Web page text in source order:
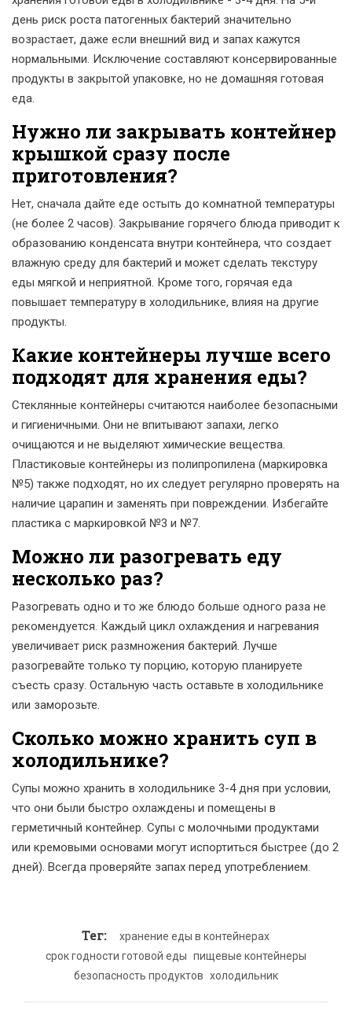
день риск роста патогенных бактерий значительно
возрастает, даже если внешний вид и запах кажутся
нормальными. Исключение составляют консервированные
продукты в закрытой упаковке, но не домашняя готовая
еда.
Нужно ли закрывать контейнер
крышкой сразу после
приготовления?
Нет, сначала дайте еде остыть до комнатной температуры
(не более 2 часов). Закрывание горячего блюда приводит к
образованию конденсата внутри контейнера, что создает
влажную среду для бактерий и может сделать текстуру
еды мягкой и неприятной. Кроме того, горячая еда
повышает температуру в холодильнике, влияя на другие
продукты.
Какие контейнеры лучше всего
подходят для хранения еды?
Стеклянные контейнеры считаются наиболее безопасными
и гигиеничными. Они не впитывают запахи, легко
очищаются и не выделяют химические вещества.
Пластиковые контейнеры из полипропилена (маркировка
№5) также подходят, но их следует регулярно проверять на
наличие царапин и заменять при повреждении. Избегайте
пластика с маркировкой №3 и №7.
Можно ли разогревать еду
несколько раз?
Разогревать одно и то же блюдо больше одного раза не
рекомендуется. Каждый цикл охлаждения и нагревания
увеличивает риск размножения бактерий. Лучше
разогревайте только ту порцию, которую планируете
съесть сразу. Остальную часть оставьте в холодильнике
или заморозьте.
Сколько можно хранить суп в
холодильнике?
Супы можно хранить в холодильнике 3-4 дня при условии,
что они были быстро охлаждены и помещены в
герметичный контейнер. Супы с молочными продуктами
или кремовыми основами могут испортиться быстрее (до 2
дней). Всегда проверяйте запах перед употреблением.
Тег:
хранение еды в контейнерах
срок годности готовой еды пищевые контейнеры
безопасность продуктов холодильник